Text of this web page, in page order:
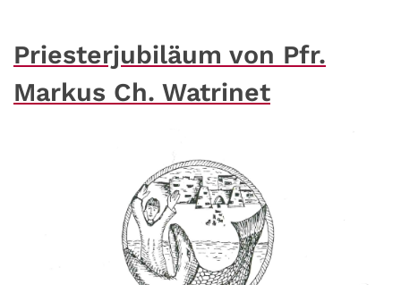
Priesterjubiläum von Pfr.
Markus Ch. Watrinet